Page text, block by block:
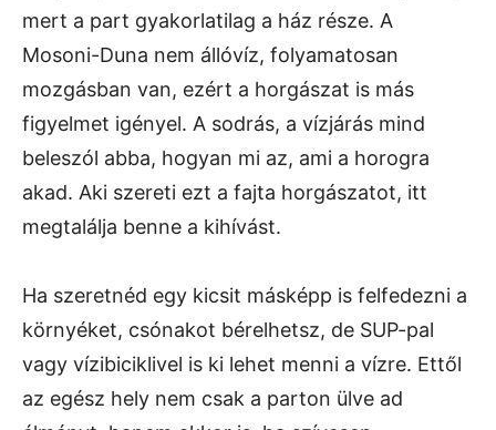
mert a part gyakorlatilag a ház része. A
Mosoni-Duna nem állóvíz, folyamatosan
mozgásban van, ezért a horgászat is más
figyelmet igényel. A sodrás, a vízjárás mind
beleszól abba, hogyan mi az, ami a horogra
akad. Aki szereti ezt a fajta horgászatot, itt
megtalálja benne a kihívást.
Ha szeretnéd egy kicsit másképp is felfedezni a
környéket, csónakot bérelhetsz, de SUP-pal
vagy vízibiciklivel is ki lehet menni a vízre. Ettől
az egész hely nem csak a parton ülve ad